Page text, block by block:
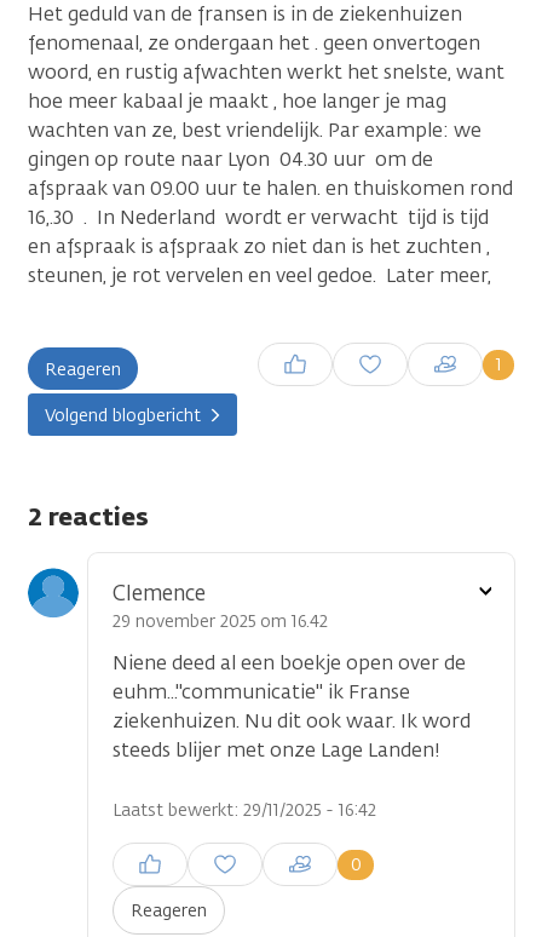
Het geduld van de fransen is in de ziekenhuizen
fenomenaal, ze ondergaan het . geen onvertogen
woord, en rustig afwachten werkt het snelste, want
hoe meer kabaal je maakt , hoe langer je mag
wachten van ze, best vriendelijk. Par example: we
gingen op route naar Lyon 04.30 uur om de
afspraak van 09.00 uur te halen. en thuiskomen rond
16,.30 . In Nederland wordt er verwacht tijd is tijd
en afspraak is afspraak zo niet dan is het zuchten ,
steunen, je rot vervelen en veel gedoe. Later meer,
Reageren 1
Inloggen om een reactie te
plaatsen
Volgend blogbericht
2 reacties
Clemence
29 november 2025 om 16.42
Niene deed al een boekje open over de
euhm..."communicatie" ik Franse
ziekenhuizen. Nu dit ook waar. Ik word
steeds blijer met onze Lage Landen!
Laatst bewerkt: 29/11/2025 - 16:42
Reageren
0
Inloggen om een reactie te
plaatsen
Toon